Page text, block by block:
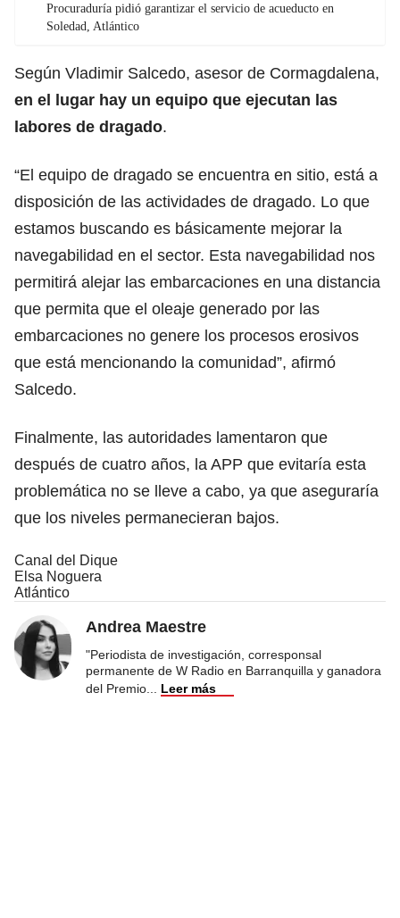
Procuraduría pidió garantizar el servicio de acueducto en
Soledad, Atlántico
Según Vladimir Salcedo, asesor de Cormagdalena,
en el lugar hay un equipo que ejecutan las
labores de dragado.
“El equipo de dragado se encuentra en sitio, está a
disposición de las actividades de dragado. Lo que
estamos buscando es básicamente mejorar la
navegabilidad en el sector. Esta navegabilidad nos
permitirá alejar las embarcaciones en una distancia
que permita que el oleaje generado por las
embarcaciones no genere los procesos erosivos
que está mencionando la comunidad”, afirmó
Salcedo.
Finalmente, las autoridades lamentaron que
después de cuatro años, la APP que evitaría esta
problemática no se lleve a cabo, ya que aseguraría
que los niveles permanecieran bajos.
Canal del Dique
Elsa Noguera
Atlántico
Andrea Maestre
"Periodista de investigación, corresponsal
permanente de W Radio en Barranquilla y ganadora
del Premio
Leer más